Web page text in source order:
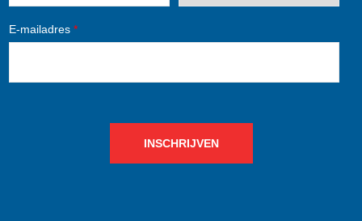
E-mailadres *
INSCHRIJVEN